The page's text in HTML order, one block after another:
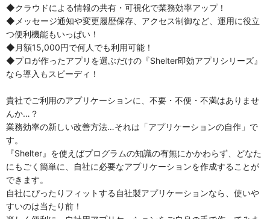
◆クラウドによる情報の共有・可視化で業務効率アップ！
◆メッセージ通知や変更履歴保存、アクセス制御など、運用に役立
つ便利機能もいっぱい！
◆月額15,000円で何人でも利用可能！
◆プロが作ったアプリを選ぶだけの『Shelter即効アプリシリーズ』
なら導入もスピーディ！
貴社でご利用のアプリケーションに、不要・不便・不満はありませ
んか…？
業務効率の新しい改善方法…それは「アプリケーションの自作」で
す。
『Shelter』を使えばプログラムの知識の有無にかかわらず、どなた
にもごく簡単に、自社に必要なアプリケーションを作成することが
できます。
自社にぴったりフィットする自社製アプリケーションなら、使いや
すいのは当たり前！